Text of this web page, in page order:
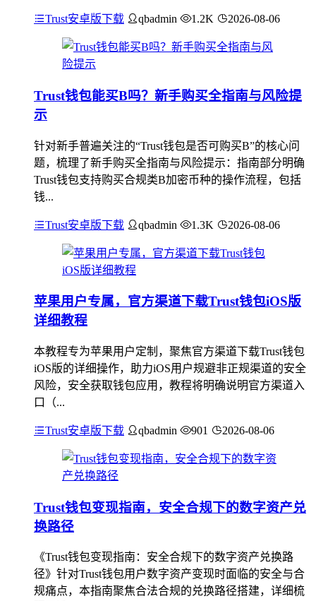
Trust安卓版下载 qbadmin 1.2K 2026-08-06
Trust钱包能买B吗？新手购买全指南与风险提
示
针对新手普遍关注的“Trust钱包是否可购买B”的核心问
题，梳理了新手购买全指南与风险提示：指南部分明确
Trust钱包支持购买合规类B加密币种的操作流程，包括
钱...
Trust安卓版下载 qbadmin 1.3K 2026-08-06
苹果用户专属，官方渠道下载Trust钱包iOS版
详细教程
本教程专为苹果用户定制，聚焦官方渠道下载Trust钱包
iOS版的详细操作，助力iOS用户规避非正规渠道的安全
风险，安全获取钱包应用，教程将明确说明官方渠道入
口（...
Trust安卓版下载 qbadmin 901 2026-08-06
Trust钱包变现指南，安全合规下的数字资产兑
换路径
《Trust钱包变现指南：安全合规下的数字资产兑换路
径》针对Trust钱包用户数字资产变现时面临的安全与合
规痛点，本指南聚焦合法合规的兑换路径搭建，详细梳